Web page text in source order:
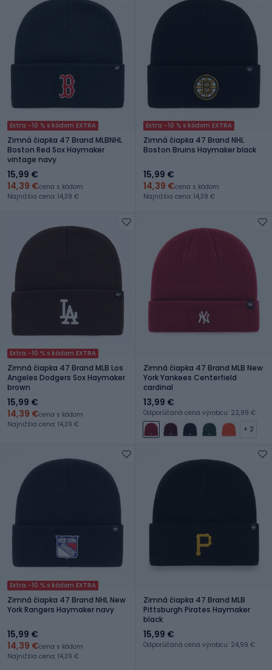
Extra -10 % s kódom EXTRA
Zimná čiapka 47 Brand MLBNHL
Boston Red Sox Haymaker
vintage navy
15,99 €
14,39 €cena s kódom
Najnižšia cena: 14,39 €
Extra -10 % s kódom EXTRA
Zimná čiapka 47 Brand NHL
Boston Bruins Haymaker black
15,99 €
14,39 €cena s kódom
Najnižšia cena: 14,39 €
Extra -10 % s kódom EXTRA
Zimná čiapka 47 Brand MLB Los
Angeles Dodgers Sox Haymaker
brown
15,99 €
14,39 €cena s kódom
Najnižšia cena: 14,39 €
Zimná čiapka 47 Brand MLB New
York Yankees Centerfield
cardinal
13,99 €
Odporúčaná cena výrobcu: 22,99 €
+ 2
Extra -10 % s kódom EXTRA
Zimná čiapka 47 Brand NHL New
York Rangers Haymaker navy
15,99 €
14,39 €cena s kódom
Najnižšia cena: 14,39 €
Zimná čiapka 47 Brand MLB
Pittsburgh Pirates Haymaker
black
15,99 €
Odporúčaná cena výrobcu: 24,99 €